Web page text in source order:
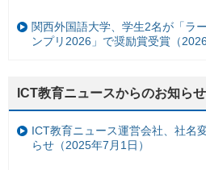
関西外国語大学、学生2名が「ラ
ンプリ2026」で奨励賞受賞（
ICT教育ニュースからのお知らせ
ICT教育ニュース運営会社、社名
らせ（2025年7月1日）